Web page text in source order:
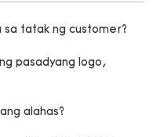
pasadyang logo,